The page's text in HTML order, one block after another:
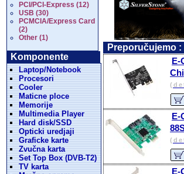
PCI/PCI-Express (12)
USB (30)
PCMCIA/Express Card
(2)
Other (1)
Komponente
Laptop/Notebook
Procesori
Cooler
Maticne ploce
Memorije
Multimedia Player
Hard disk/SSD
Opticki uredjaji
Graficke karte
Zvučna karta
Set Top Box (DVB-T2)
TV karta
Preporučujemo :
E-
E-
E-